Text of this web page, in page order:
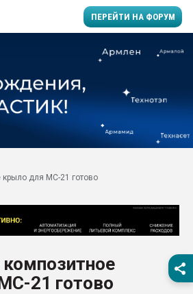
ПЕРЕЙТИ НА ФОРУМ
заводу пластмасс"
28.07.2026
пластмасс
28.07.2026
для MC-21 готово
21 готово